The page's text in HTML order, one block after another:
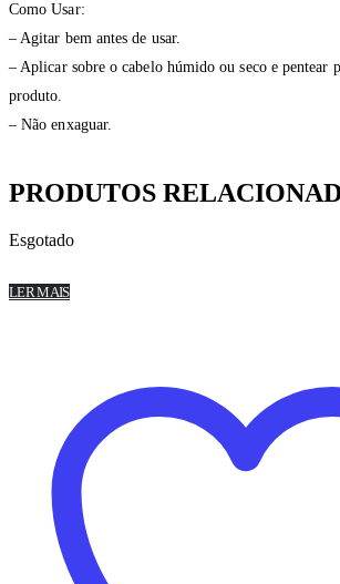
Como Usar:
– Agitar bem antes de usar.
– Aplicar sobre o cabelo húmido ou seco e pentear
produto.
– Não enxaguar.
PRODUTOS
Esgotado
LER MAIS